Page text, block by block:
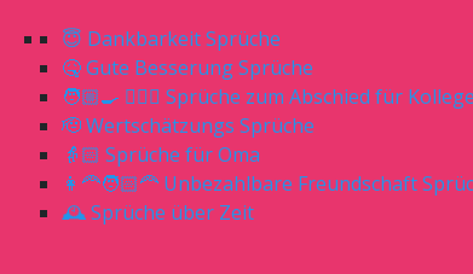
😇 Dankbarkeit Sprüche
🤒 Gute Besserung Sprüche
🧑🏼‍🍳 👨🏼‍⚕️ Sprüche zum Abschied für
🫡 Wertschätzungs Sprüche
👵🏻 Sprüche für Oma
👩‍🦰🧑🏻‍🦰 Unbezahlbare Freundschaft
🕰 Sprüche über Zeit